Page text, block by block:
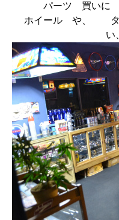
パーツ 買い
ホイール や、
い